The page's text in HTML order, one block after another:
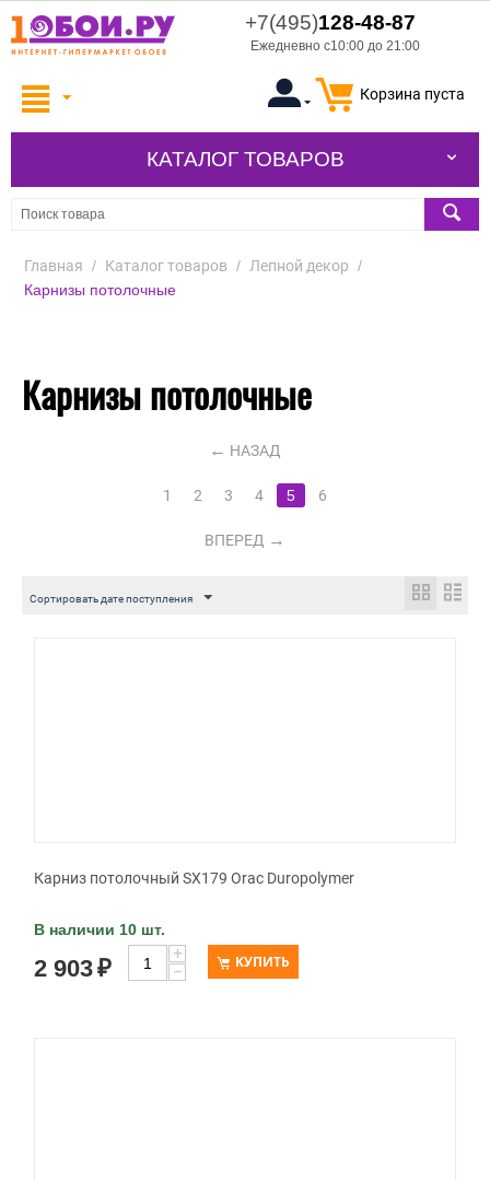
+7(495)128-48-87
Ежедневно с10:00 до 21:00
Корзина пуста
КАТАЛОГ ТОВАРОВ
Главная / Каталог товаров / Лепной декор /
Карнизы потолочные
Карнизы потолочные
НАЗАД
1 2 3 4 5 6
ВПЕРЕД
Сортировать дате поступления
Карниз потолочный SX179 Orac Duropolymer
В наличии 10 шт.
2 903₽
+
−
КУПИТЬ